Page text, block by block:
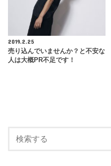
2019.2.25
売り込んでいませんか？と不安な
人は大概PR不足です！